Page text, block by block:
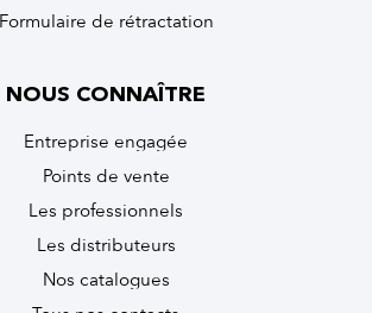
Formulaire de rétractation
NOUS CONNAÎTRE
Entreprise engagée
Points de vente
Les professionnels
Les distributeurs
Nos catalogues